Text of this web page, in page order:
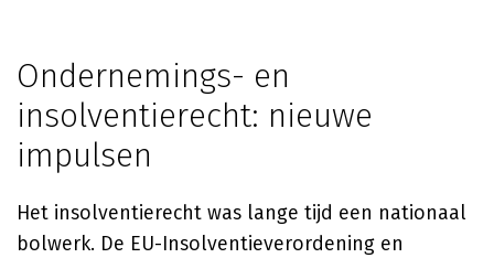
Ondernemings- en
insolventierecht: nieuwe
impulsen
Het insolventierecht was lange tijd een nationaal
bolwerk. De EU-Insolventieverordening en